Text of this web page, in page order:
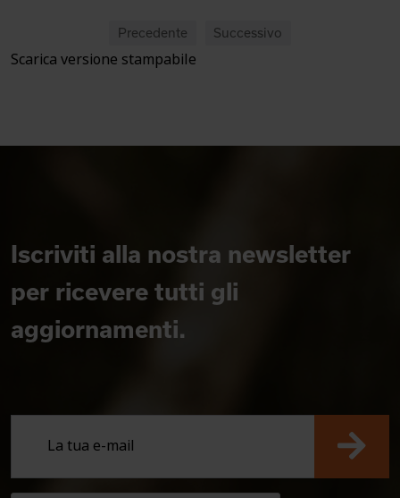
Precedente Successivo
Scarica versione stampabile
Iscriviti alla nostra newsletter
per ricevere tutti gli
aggiornamenti.